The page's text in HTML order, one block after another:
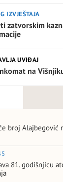
IZVJEŠTAJA
zatvorskim
UVIĐAJ
na
broj Alajbegović
81. godišnjicu